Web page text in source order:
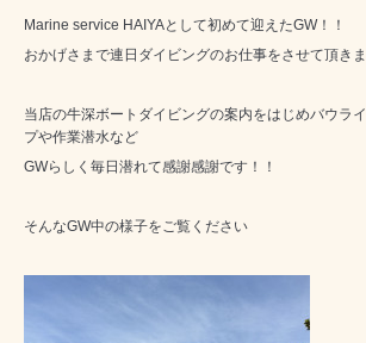
Marine service HAIYAとして初めて迎えたGW！！
おかげさまで連日ダイビングのお仕事をさせて頂き
当店の牛深ボートダイビングの案内をはじめバウラ
プや作業潜水など
GWらしく毎日潜れて感謝感謝です！！
そんなGW中の様子をご覧ください